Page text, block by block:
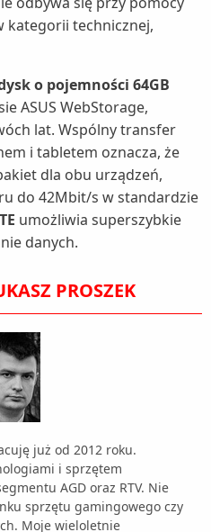
kategorii technicznej,
o pojemności 64GB
ASUS WebStorage,
lat. Wspólny transfer
i tabletem oznacza, że
dla obu urządzeń,
do 42Mbit/s w standardzie
umożliwia superszybkie
danych.
PROSZEK
już od 2012 roku.
i sprzętem
AGD oraz RTV. Nie
sprzętu gamingowego czy
Moje wieloletnie